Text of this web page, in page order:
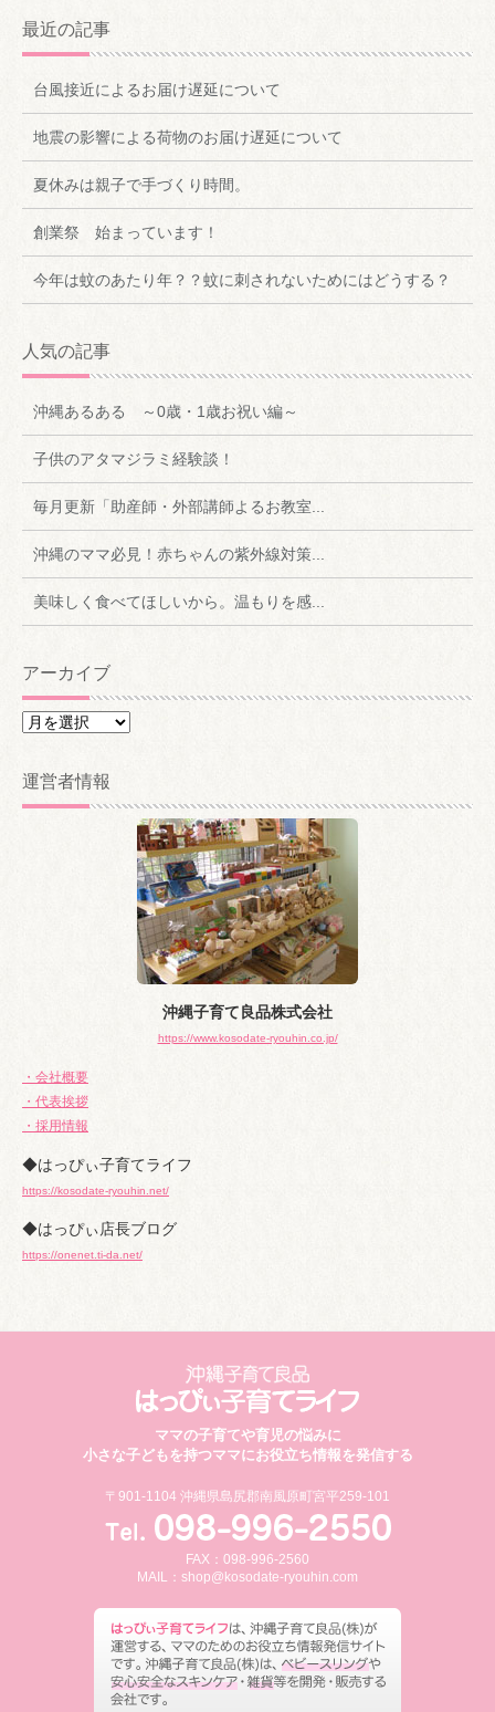
最近の記事
台風接近によるお届け遅延について
地震の影響による荷物のお届け遅延について
夏休みは親子で手づくり時間。
創業祭 始まっています！
今年は蚊のあたり年？？蚊に刺されないためにはどうする？
人気の記事
沖縄あるある ～0歳・1歳お祝い編～
子供のアタマジラミ経験談！
毎月更新「助産師・外部講師よるお教室...
沖縄のママ必見！赤ちゃんの紫外線対策...
美味しく食べてほしいから。温もりを感...
アーカイブ
ア
カ
イ
運営者情報
沖縄子育て良品株式会社
https://www.kosodate-ryouhin.co.jp/
・会社概要
・代表挨拶
・採用情報
◆はっぴぃ子育てライフ
https://kosodate-ryouhin.net/
◆はっぴぃ店長ブログ
https://onenet.ti-da.net/
ママの子育てや育児の悩みに
小さな子どもを持つママにお役立ち情報を発信する
〒901-1104 沖縄県島尻郡南風原町宮平259-101
FAX：098-996-2560
MAIL： shop@kosodate-ryouhin.com